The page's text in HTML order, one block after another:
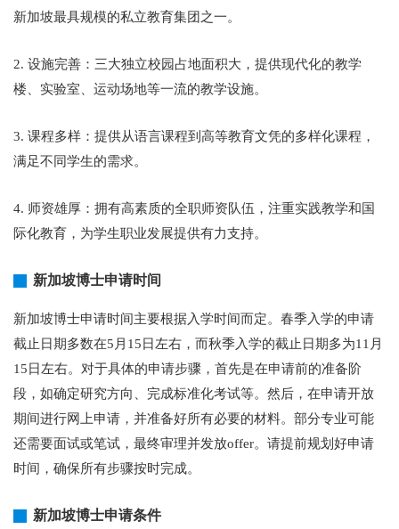
新加坡最具规模的私立教育集团之一。
2. 设施完善：三大独立校园占地面积大，提供现代化的教学
楼、实验室、运动场地等一流的教学设施。
3. 课程多样：提供从语言课程到高等教育文凭的多样化课程，
满足不同学生的需求。
4. 师资雄厚：拥有高素质的全职师资队伍，注重实践教学和国
际化教育，为学生职业发展提供有力支持。
新加坡博士申请时间
新加坡博士申请时间主要根据入学时间而定。春季入学的申请
截止日期多数在5月15日左右，而秋季入学的截止日期多为11月
15日左右。对于具体的申请步骤，首先是在申请前的准备阶
段，如确定研究方向、完成标准化考试等。然后，在申请开放
期间进行网上申请，并准备好所有必要的材料。部分专业可能
还需要面试或笔试，最终审理并发放offer。请提前规划好申请
时间，确保所有步骤按时完成。
新加坡博士申请条件